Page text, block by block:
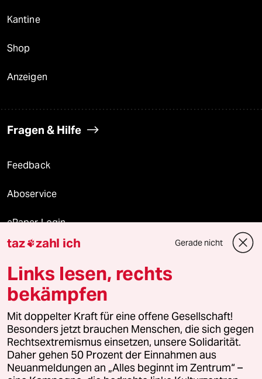
Kantine
Shop
Anzeigen
Fragen & Hilfe
Feedback
Aboservice
ePaper Login
Downloads für Abonnierende
© 2026 taz Verlags und Vertriebs GmbH
Alle Rechte vorbehalten. Bei rechtlichen Fragen oder für Genehmigungen
wenden Sie sich bitte an
lizenzen@taz.de
Feedback Redaktionsstatut Kommune-Richtlinien
taz zahl ich Gerade nicht
Links lesen, rechts
bekämpfen
Mit doppelter Kraft für eine offene Gesellschaft!
Besonders jetzt brauchen Menschen, die sich gegen
Rechtsextremismus einsetzen, unsere Solidarität.
Daher gehen 50 Prozent der Einnahmen aus
Neuanmeldungen an „Alles beginnt im Zentrum“ –